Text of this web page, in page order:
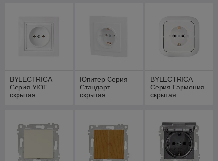
BYLECTRICA
Серия УЮТ
скрытая
Юпитер Серия
Стандарт
скрытая
BYLECTRICA
Серия Гармония
скрытая